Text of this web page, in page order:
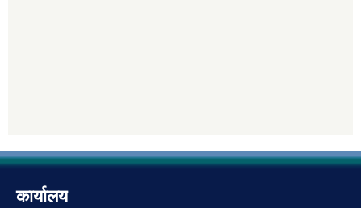
कार्यालय